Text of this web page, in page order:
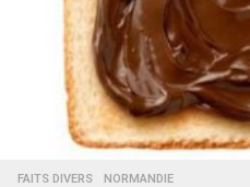
FAITS DIVERS ,NORMANDIE